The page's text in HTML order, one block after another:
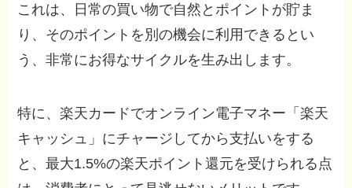
これは、日常の買い物で自然とポイントが貯ま
り、そのポイントを別の機会に利用できるとい
う、非常にお得なサイクルを生み出します。
特に、楽天カードでオンライン電子マネー「楽天
キャッシュ」にチャージしてから支払いをする
と、最大1.5%の楽天ポイント還元を受けられる点